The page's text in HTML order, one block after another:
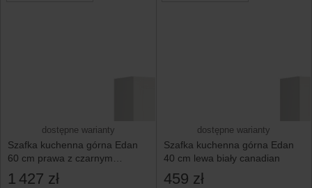
dostępne warianty
Szafka kuchenna górna Edan
60 cm prawa z czarnym
okapem biały canadian
1 427 zł
dostępne warianty
Szafka kuchenna górna Edan
40 cm lewa biały canadian
459 zł